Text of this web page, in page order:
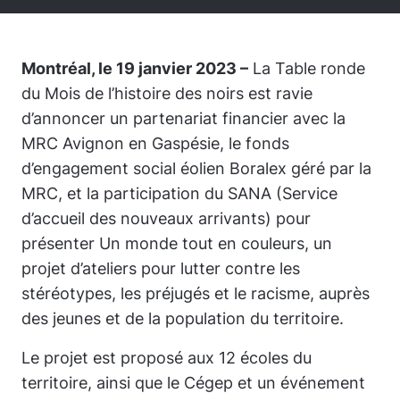
Montréal, le 19 janvier 2023 – La Table ronde
du Mois de l’histoire des noirs est ravie
d’annoncer un partenariat financier avec la
MRC Avignon en Gaspésie, le fonds
d’engagement social éolien Boralex géré par la
MRC, et la participation du SANA (Service
d’accueil des nouveaux arrivants) pour
présenter Un monde tout en couleurs, un
projet d’ateliers pour lutter contre les
stéréotypes, les préjugés et le racisme, auprès
des jeunes et de la population du territoire.
Le projet est proposé aux 12 écoles du
territoire, ainsi que le Cégep et un événement